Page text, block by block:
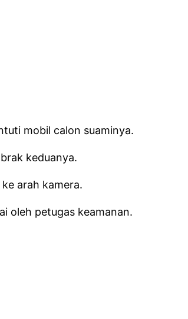
mobil calon suaminya.
keduanya.
arah kamera.
oleh petugas keamanan.